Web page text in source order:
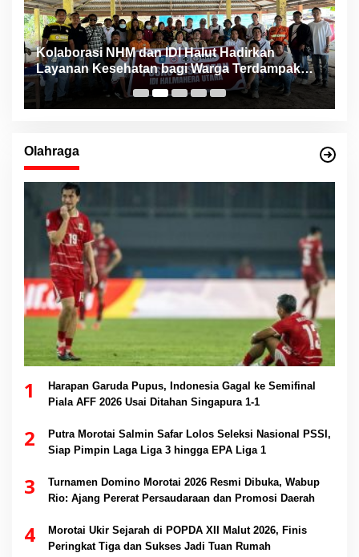
Kolaborasi NHM dan IDI Halut Hadirkan
Layanan Kesehatan bagi Warga Terdampak
Bencana Kao Barat
Olahraga
1
Harapan Garuda Pupus, Indonesia Gagal ke Semifinal
Piala AFF 2026 Usai Ditahan Singapura 1-1
2
Putra Morotai Salmin Safar Lolos Seleksi Nasional PSSI,
Siap Pimpin Laga Liga 3 hingga EPA Liga 1
3
Turnamen Domino Morotai 2026 Resmi Dibuka, Wabup
Rio: Ajang Pererat Persaudaraan dan Promosi Daerah
4
Morotai Ukir Sejarah di POPDA XII Malut 2026, Finis
Peringkat Tiga dan Sukses Jadi Tuan Rumah